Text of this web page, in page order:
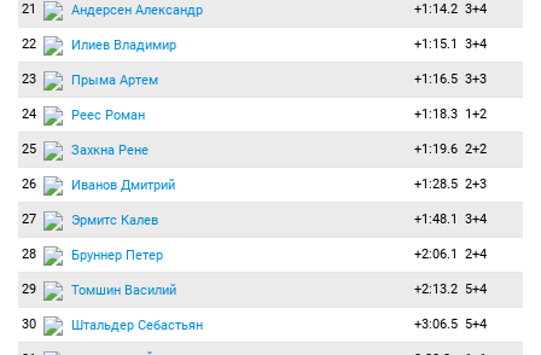
21 Андерсен Александр +1:14.2 3+4
22 Илиев Владимир +1:15.1 3+4
23 Прыма Артем +1:16.5 3+3
24 Реес Роман +1:18.3 1+2
25 Захкна Рене +1:19.6 2+2
26 Иванов Дмитрий +1:28.5 2+3
27 Эрмитс Калев +1:48.1 3+4
28 Бруннер Петер +2:06.1 2+4
29 Томшин Василий +2:13.2 5+4
30 Штальдер Себастьян +3:06.5 5+4